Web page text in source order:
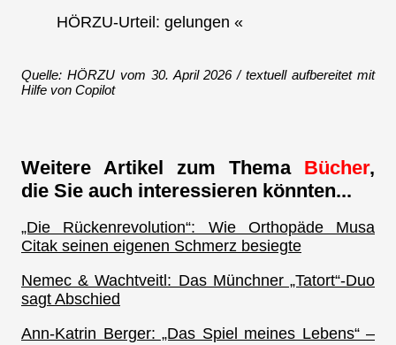
HÖRZU-Urteil: gelungen «
Quelle: HÖRZU vom 30. April 2026 / textuell aufbereitet mit
Hilfe von Copilot
Weitere Artikel zum Thema Bücher,
die Sie auch interessieren könnten...
„Die Rückenrevolution“: Wie Orthopäde Musa
Citak seinen eigenen Schmerz besiegte
Nemec & Wachtveitl: Das Münchner „Tatort“-Duo
sagt Abschied
Ann-Katrin Berger: „Das Spiel meines Lebens“ –